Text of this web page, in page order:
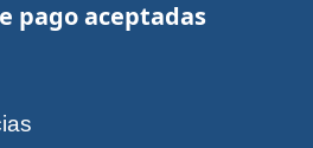
pago aceptadas